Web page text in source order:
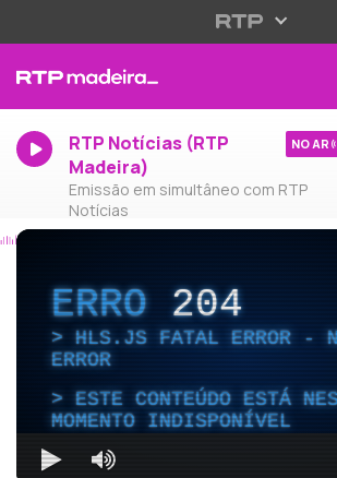
RTP Notícias (RTP
Madeira)
Emissão em simultâneo com RTP
Notícias
NO AR
ERRO204
HLS.JS FATAL ERROR -
ERROR
ESTE CONTEÚDO ESTÁ
MOMENTO INDISPONÍVEL